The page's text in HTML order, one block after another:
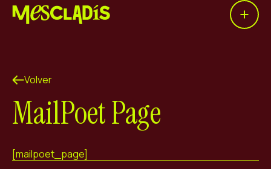
Open
Productora social
Productora de empleo
Productora de conocimiento
Productora cultural
Volver
MailPoet Page
[mailpoet_page]